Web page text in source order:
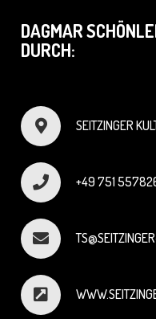
DAGMAR
DURCH:
SEITZINGER
+49 751